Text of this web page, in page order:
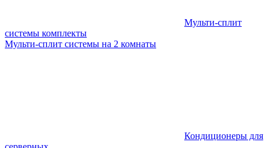
Мульти-сплит
системы комплекты
Мульти-сплит системы на 2 комнаты
Кондиционеры для